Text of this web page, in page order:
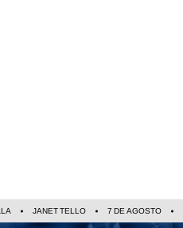
JANET TELLO 7 DE AGOSTO